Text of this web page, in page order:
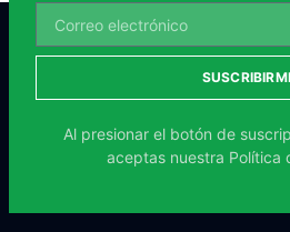
Al presionar el botón de
aceptas nuestra Política